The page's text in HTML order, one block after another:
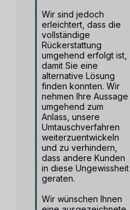
Wir sind jedoch
erleichtert, dass die
vollständige
Rückerstattung
umgehend erfolgt ist,
damit Sie eine
alternative Lösung
finden konnten. Wir
nehmen Ihre Aussage
umgehend zum
Anlass, unsere
Umtauschverfahren
weiterzuentwickeln
und zu verhindern,
dass andere Kunden
in diese Ungewissheit
geraten.
Wir wünschen Ihnen